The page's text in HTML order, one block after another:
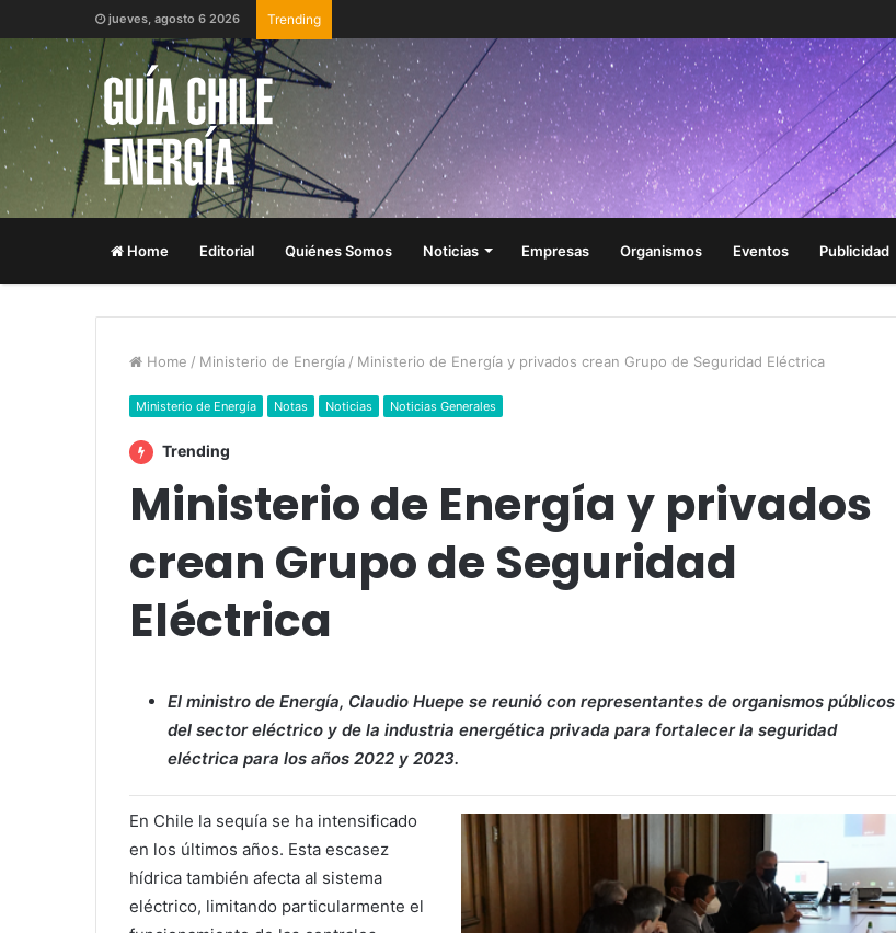
jueves, agosto 6 2026 Trending
Home Editorial Quiénes Somos Noticias Empresas Organismos Eventos Publicidad
Home / Ministerio de Energía / Ministerio de Energía y privados crean Grupo de Seguridad Eléctrica
Ministerio de Energía Notas Noticias Noticias Generales
Trending
Ministerio de Energía y privados
crean Grupo de Seguridad
Eléctrica
El ministro de Energía, Claudio Huepe se reunió con representantes de organismos públicos
del sector eléctrico y de la industria energética privada para fortalecer la seguridad
eléctrica para los años 2022 y 2023.
En Chile la sequía se ha intensificado
en los últimos años. Esta escasez
hídrica también afecta al sistema
eléctrico, limitando particularmente el